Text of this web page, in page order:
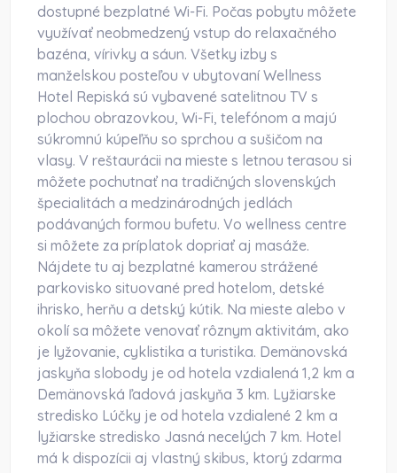
dostupné bezplatné Wi-Fi. Počas pobytu môžete
využívať neobmedzený vstup do relaxačného
bazéna, vírivky a sáun. Všetky izby s
manželskou posteľou v ubytovaní Wellness
Hotel Repiská sú vybavené satelitnou TV s
plochou obrazovkou, Wi-Fi, telefónom a majú
súkromnú kúpeľňu so sprchou a sušičom na
vlasy. V reštaurácii na mieste s letnou terasou si
môžete pochutnať na tradičných slovenských
špecialitách a medzinárodných jedlách
podávaných formou bufetu. Vo wellness centre
si môžete za príplatok dopriať aj masáže.
Nájdete tu aj bezplatné kamerou strážené
parkovisko situované pred hotelom, detské
ihrisko, herňu a detský kútik. Na mieste alebo v
okolí sa môžete venovať rôznym aktivitám, ako
je lyžovanie, cyklistika a turistika. Demänovská
jaskyňa slobody je od hotela vzdialená 1,2 km a
Demänovská ľadová jaskyňa 3 km. Lyžiarske
stredisko Lúčky je od hotela vzdialené 2 km a
lyžiarske stredisko Jasná necelých 7 km. Hotel
má k dispozícii aj vlastný skibus, ktorý zdarma